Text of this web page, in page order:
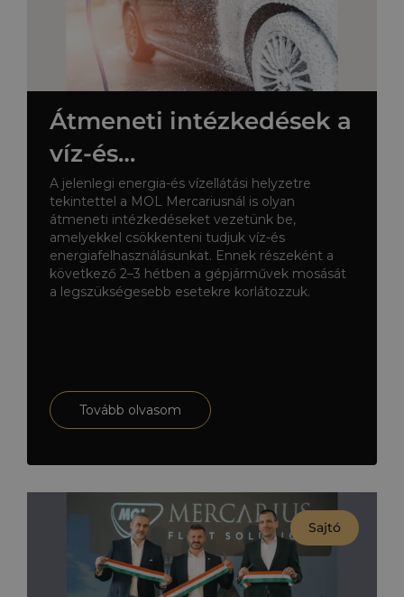
Átmeneti intézkedések a
víz-és
energiafelhasználás
csökkentése érdekében
A jelenlegi energia-és vízellátási helyzetre
tekintettel a MOL Mercariusnál is olyan
átmeneti intézkedéseket vezetünk be,
amelyekkel csökkenteni tudjuk víz-és
energiafelhasználásunkat. Ennek részeként a
következő 2–3 hétben a gépjárművek mosását
a legszükségesebb esetekre korlátozzuk.
Tovább olvasom
Sajtó